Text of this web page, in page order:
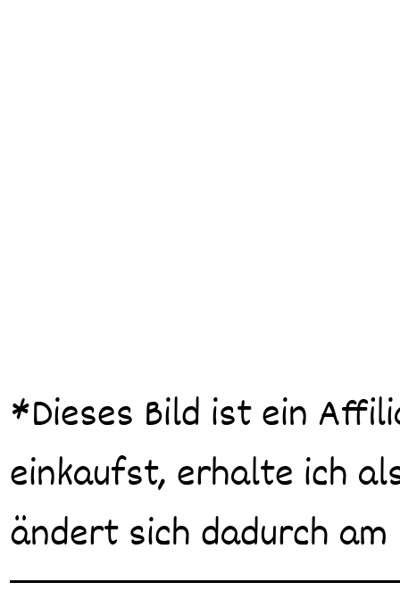
*Dieses Bild ist ein
einkaufst, erhalte ich
ändert sich dadurch